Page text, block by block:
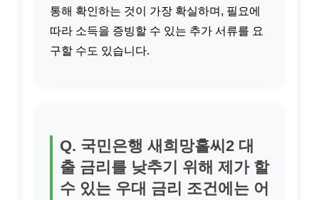
통해 확인하는 것이 가장 확실하며, 필요에
따라 소득을 증빙할 수 있는 추가 서류를 요
구할 수도 있습니다.
Q. 국민은행 새희망홀씨2 대
출 금리를 낮추기 위해 제가 할
수 있는 우대 금리 조건에는 어